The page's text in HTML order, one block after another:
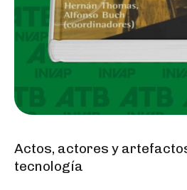
Actos, actores y
tecnología